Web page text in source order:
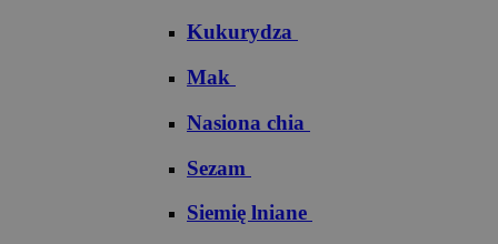
Kukurydza
Mak
Nasiona chia
Sezam
Siemię lniane